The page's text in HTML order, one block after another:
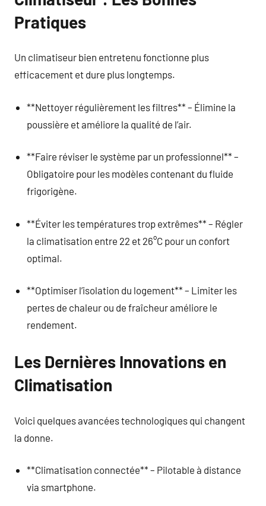
Pratiques
Un climatiseur bien entretenu fonctionne plus
efficacement et dure plus longtemps.
**Nettoyer régulièrement les filtres** – Élimine la
poussière et améliore la qualité de l’air.
**Faire réviser le système par un professionnel** –
Obligatoire pour les modèles contenant du fluide
frigorigène.
**Éviter les températures trop extrêmes** – Régler
la climatisation entre 22 et 26°C pour un confort
optimal.
**Optimiser l’isolation du logement** – Limiter les
pertes de chaleur ou de fraîcheur améliore le
rendement.
Les Dernières Innovations en
Climatisation
Voici quelques avancées technologiques qui changent
la donne.
**Climatisation connectée** – Pilotable à distance
via smartphone.